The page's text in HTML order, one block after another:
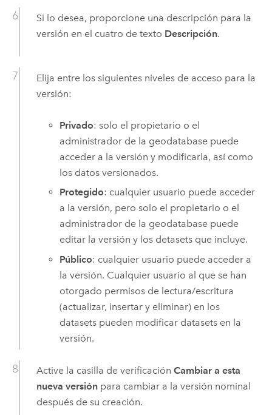
Si lo desea, proporcione una descripción para la
versión en el cuatro de texto Descripción.
Elija entre los siguientes niveles de acceso para la
versión:
Privado: solo el propietario o el
administrador de la geodatabase puede
acceder a la versión y modificarla, así como
los datos versionados.
Protegido: cualquier usuario puede acceder
a la versión, pero solo el propietario o el
administrador de la geodatabase puede
editar la versión y los detasets que incluye.
Público: cualquier usuario puede acceder a
la versión. Cualquier usuario al que se han
otorgado permisos de lectura/escritura
(actualizar, insertar y eliminar) en los
datasets pueden modificar datasets en la
versión.
Active la casilla de verificación Cambiar a esta
nueva versiónpara cambiar a la versión nominal
después de su creación.